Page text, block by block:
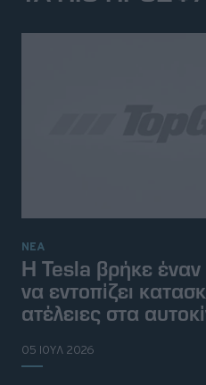
ΝΕΑ
Η Tesla βρήκε
να εντοπίζει
ατέλειες στα
05 ΙΟΥΛ 2026